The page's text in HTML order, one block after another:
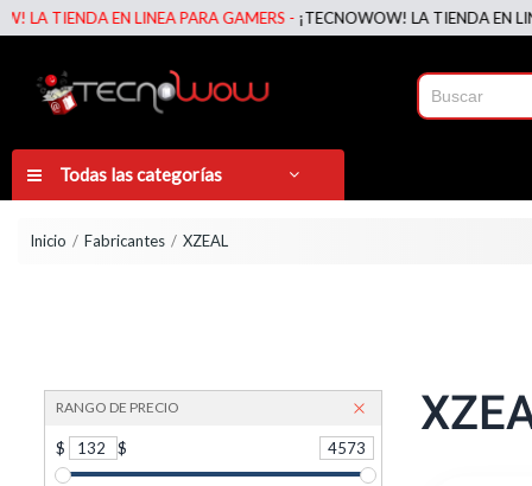
EN LINEA PARA GAMERS -¡TECNOWOW! LA TIENDA EN LINEA PARA
Todas las categorías
Inicio Fabricantes XZEAL
RANGO DE PRECIO
$ 132 $ 4573